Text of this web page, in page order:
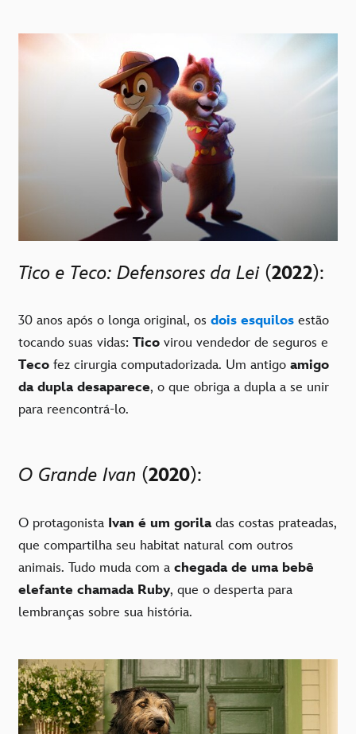
Tico e Teco: Defensores da Lei (2022):
30 anos após o longa original, os dois esquilos estão
tocando suas vidas: Tico virou vendedor de seguros e
Teco fez cirurgia computadorizada. Um antigo amigo
da dupla desaparece, o que obriga a dupla a se unir
para reencontrá-lo.
O Grande Ivan (2020):
O protagonista Ivan é um goriladas costas prateadas,
que compartilha seu habitat natural com outros
animais. Tudo muda com a chegada de uma bebê
elefante chamada Ruby, que o desperta para
lembranças sobre sua história.